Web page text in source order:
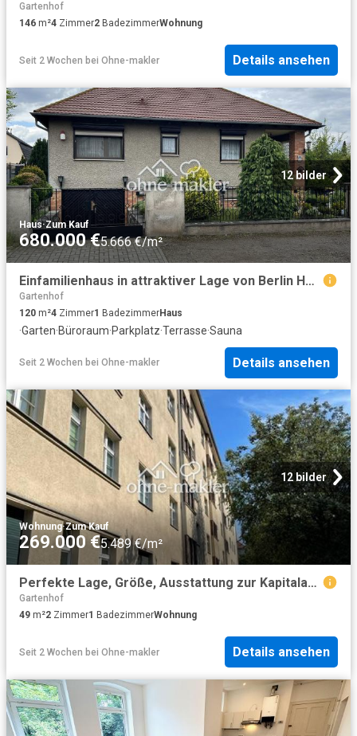
Gartenhof
146 m²4 Zimmer2 BadezimmerWohnung
Seit 2 Wochen bei Ohne-makler Details ansehen
12 bilder
Haus·Zum Kauf
680.000 €5.666 €/m²
Einfamilienhaus in attraktiver Lage von Berlin Hohenschönhausen
Gartenhof
120 m²4 Zimmer1 BadezimmerHaus
·Garten·Büroraum·Parkplatz·Terrasse·Sauna
Seit 2 Wochen bei Ohne-makler Details ansehen
12 bilder
Wohnung·Zum Kauf
269.000 €5.489 €/m²
Perfekte Lage, Größe, Ausstattung zur Kapitalanlage oder Selbstnutzung
Gartenhof
49 m²2 Zimmer1 BadezimmerWohnung
Seit 2 Wochen bei Ohne-makler Details ansehen